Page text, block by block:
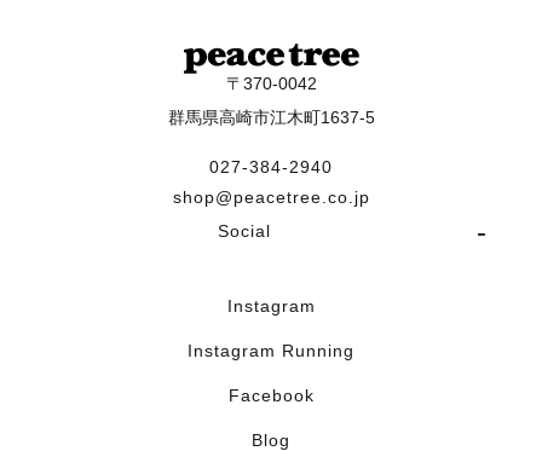
〒370-0042
群馬県高崎市江木町1637-5
027-384-2940
shop@peacetree.co.jp
Social
Instagram
Instagram Running
Facebook
Blog